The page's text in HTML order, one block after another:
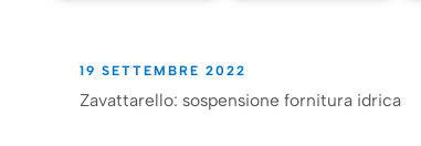
19 SETTEMBRE 2022
Zavattarello: sospensione fornitura idrica